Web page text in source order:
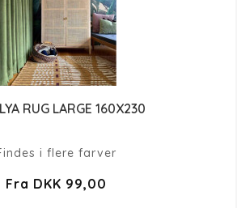
RUG LARGE 160X230
i flere farver
Fra DKK 99,00